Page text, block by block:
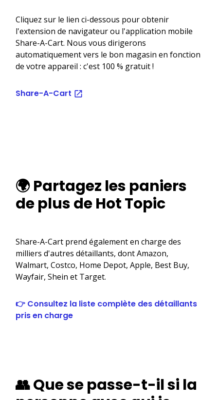
Cliquez sur le lien ci-dessous pour obtenir
l'extension de navigateur ou l'application mobile
Share-A-Cart. Nous vous dirigerons
automatiquement vers le bon magasin en fonction
de votre appareil : c'est 100 % gratuit !
Share-A-Cart
🌍 Partagez les paniers
de plus de Hot Topic
Share-A-Cart prend également en charge des
milliers d'autres détaillants, dont Amazon,
Walmart, Costco, Home Depot, Apple, Best Buy,
Wayfair, Shein et Target.
👉 Consultez la liste complète des détaillants
pris en charge
👥 Que se passe-t-il si la